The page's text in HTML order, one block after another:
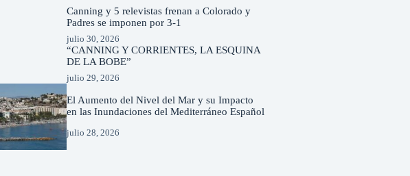
Canning y 5 relevistas frenan a Colorado y
Padres se imponen por 3-1
julio 30, 2026
“CANNING Y CORRIENTES, LA ESQUINA
DE LA BOBE”
julio 29, 2026
El Aumento del Nivel del Mar y su Impacto
en las Inundaciones del Mediterráneo Español
julio 28, 2026